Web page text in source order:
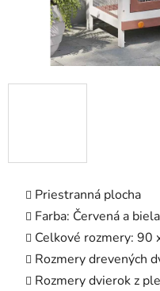
Priestranná plocha
Farba: Červená a biela
Celkové rozmery: 90
Rozmery drevených
Rozmery dvierok z